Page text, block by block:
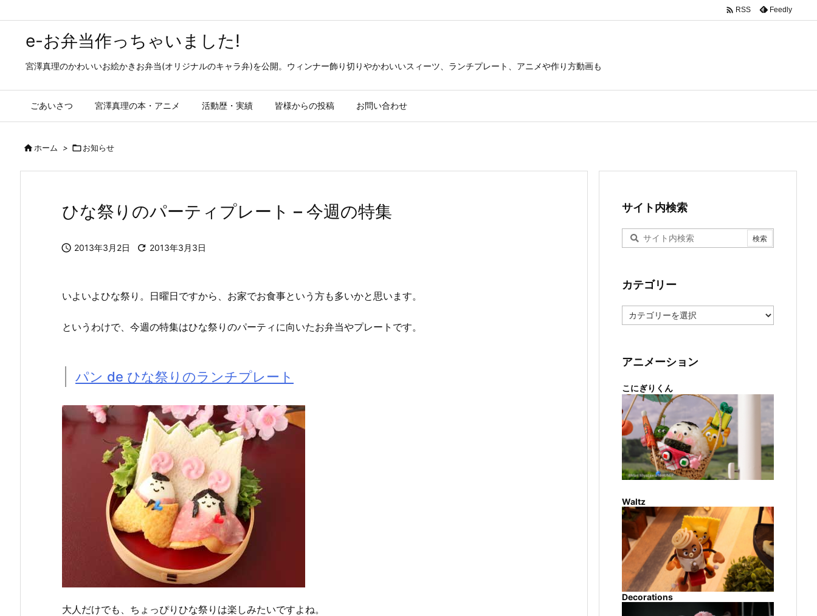
e-お弁当作っちゃいました!
宮澤真理のかわいいお絵かきお弁当(オリジナルのキャラ弁)を公開。ウィンナー飾り切りやかわいいスィーツ、ランチプレート、アニメや作り方動画も
ごあいさつ 宮澤真理の本・アニメ 活動歴・実績 皆様からの投稿 お問い合わせ
 RSS Feedly
ホーム > お知らせ
ひな祭りのパーティプレート – 今週の特集
 2013年3月2日  2013年3月3日
いよいよひな祭り。日曜日ですから、お家でお食事という方も多いかと思います。
というわけで、今週の特集はひな祭りのパーティに向いたお弁当やプレートです。
パン de ひな祭りのランチプレート
大人だけでも、ちょっぴりひな祭りは楽しみたいですよね。
サイト内検索
カテゴリー
テ
ー
アニメーション
こにぎりくん
Waltz
Decorations